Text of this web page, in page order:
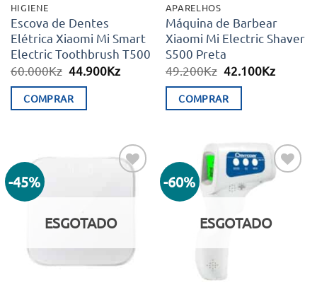
HIGIENE
Escova de Dentes
Elétrica Xiaomi Mi Smart
Electric Toothbrush T500
60.000Kz O
original
era:
44.900KzO
COMPRAR
APARELHOS
Máquina de Barbear
Xiaomi Mi Electric Shaver
S500 Preta
49.200Kz O
original
era:
42.100KzO
COMPRAR
-45%
aos meus
ESGOTADO
-60%
Adicionar
ESGOTADO